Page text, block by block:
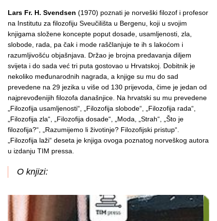
Lars Fr. H. Svendsen (1970) poznati je norveški filozof i profesor
na Institutu za filozofiju Sveučilišta u Bergenu, koji u svojim
knjigama složene koncepte poput dosade, usamljenosti, zla,
slobode, rada, pa čak i mode raščlanjuje te ih s lakoćom i
razumljivošću objašnjava. Držao je brojna predavanja diljem
svijeta i do sada već tri puta gostovao u Hrvatskoj. Dobitnik je
nekoliko međunarodnih nagrada, a knjige su mu do sad
prevedene na 29 jezika u više od 130 prijevoda, čime je jedan od
najprevođenijih filozofa današnjice. Na hrvatski su mu prevedene
„Filozofija usamljenosti“, „Filozofija slobode“, „Filozofija rada“,
„Filozofija zla“, „Filozofija dosade“, „Moda, „Strah“, „Što je
filozofija?“, „Razumijemo li životinje? Filozofijski pristup“.
„Filozofija laži“ deseta je knjiga ovoga poznatog norveškog autora
u izdanju TIM pressa.
O knjizi: